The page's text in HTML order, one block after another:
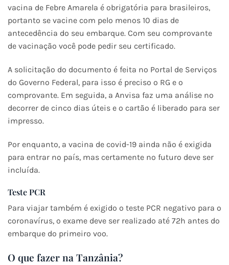
vacina de Febre Amarela é obrigatória para brasileiros,
portanto se vacine com pelo menos 10 dias de
antecedência do seu embarque. Com seu comprovante
de vacinação você pode pedir seu certificado.
A solicitação do documento é feita no Portal de Serviços
do Governo Federal, para isso é preciso o RG e o
comprovante. Em seguida, a Anvisa faz uma análise no
decorrer de cinco dias úteis e o cartão é liberado para ser
impresso.
Por enquanto, a vacina de covid-19 ainda não é exigida
para entrar no país, mas certamente no futuro deve ser
incluída.
Teste PCR
Para viajar também é exigido o teste PCR negativo para o
coronavírus, o exame deve ser realizado até 72h antes do
embarque do primeiro voo.
O que fazer na Tanzânia?